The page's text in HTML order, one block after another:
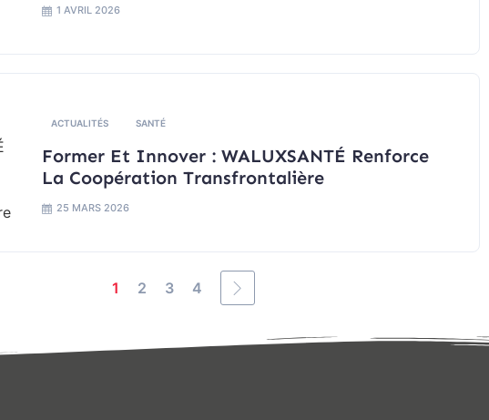
1 AVRIL 2026
ACTUALITÉS SANTÉ
Former Et Innover : WALUXSANTÉ Renforce
La Coopération Transfrontalière
25 MARS 2026
1 2 3 4